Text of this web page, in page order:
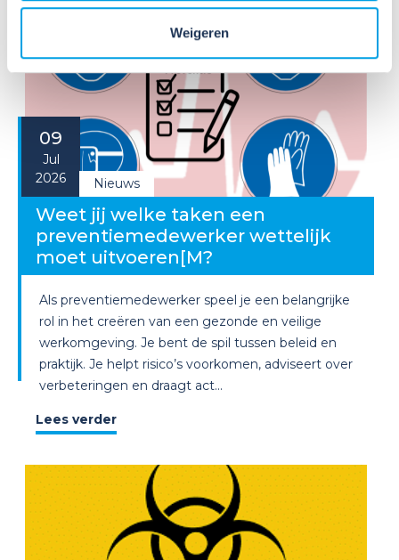
Weigeren
09
Jul
2026
Nieuws
Weet jij welke taken een
preventiemedewerker wettelijk
moet uitvoeren[M?
Als preventiemedewerker speel je een belangrijke
rol in het creëren van een gezonde en veilige
werkomgeving. Je bent de spil tussen beleid en
praktijk. Je helpt risico’s voorkomen, adviseert over
verbeteringen en draagt act...
Lees verder